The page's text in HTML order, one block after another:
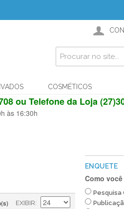
COSMÉTICOS
ou Telefone da Loja
às 16:30h
EXIBIR
ENQUETE
Como
Pesquisa